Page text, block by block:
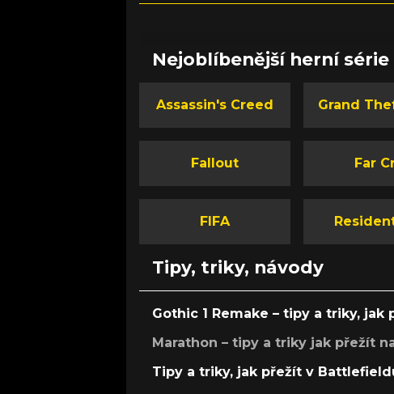
Nejoblíbenější herní série
Assassin's Creed Grand
Fallout Far
FIFA
Tipy, triky, návody
Gothic 1 Remake – tipy a triky, jak
Marathon – tipy a triky jak přežít
Tipy a triky, jak přežít v